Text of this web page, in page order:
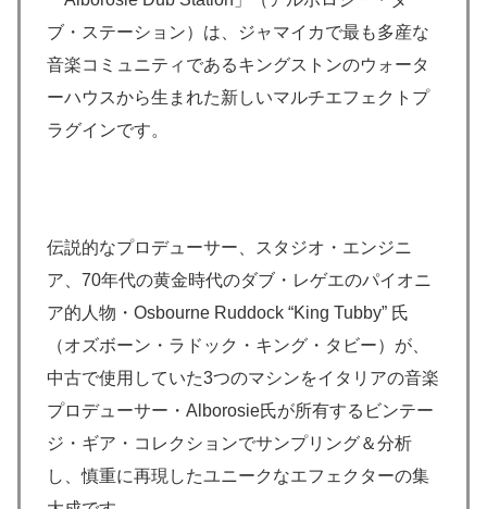
ブ・ステーション）は、ジャマイカで最も多産な
音楽コミュニティであるキングストンのウォータ
ーハウスから生まれた新しいマルチエフェクトプ
ラグインです。
伝説的なプロデューサー、スタジオ・エンジニ
ア、70年代の黄金時代のダブ・レゲエのパイオニ
ア的人物・Osbourne Ruddock “King Tubby” 氏
（オズボーン・ラドック・キング・タビー）が、
中古で使用していた3つのマシンをイタリアの音楽
プロデューサー・Alborosie氏が所有するビンテー
ジ・ギア・コレクションでサンプリング＆分析
し、慎重に再現したユニークなエフェクターの集